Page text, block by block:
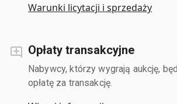
Warunki licytacji i sprzedaży
Opłaty transakcyjne
Nabywcy, którzy wygrają aukcję,
opłatę za transakcję.